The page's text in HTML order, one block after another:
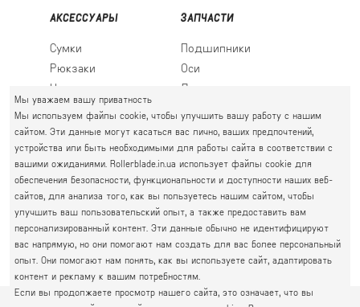
АКСЕССУАРЫ
Сумки
Рюкзаки
Носки
ЗАПЧАСТИ
Подшипники
Оси
Ледовые лезвия
ПРАВЫЙ БЕРЕГ
Святошин, Житомирская, Академгородок
Г. КИЕВ, УЛ. АКАДЕМИКА КРЫМСКОГО, 4А
ГРАФИК РАБОТЫ:
пн.-пт. 10.00 - 19.00
сб.-нд. 10.00 - 17.00
063 777-59-79
067 111-01-47
050 777-16-00
Мы уважаем вашу приватность
Мы используем файлы cookie, чтобы улучшить вашу работу с нашим
сайтом. Эти данные могут касаться вас лично, ваших предпочтений,
устройства или быть необходимыми для работы сайта в соответствии с
вашими ожиданиями. Rollerblade.in.ua использует файлы cookie для
обеспечения безопасности, функциональности и доступности наших веб-
сайтов, для анализа того, как вы пользуетесь нашим сайтом, чтобы
улучшить ваш пользовательский опыт, а также предоставить вам
персонализированный контент. Эти данные обычно не идентифицируют
вас напрямую, но они помогают нам создать для вас более персональный
опыт. Они помогают нам понять, как вы используете сайт, адаптировать
контент и рекламу к вашим потребностям.
Если вы продолжаете просмотр нашего сайта, это означает, что вы